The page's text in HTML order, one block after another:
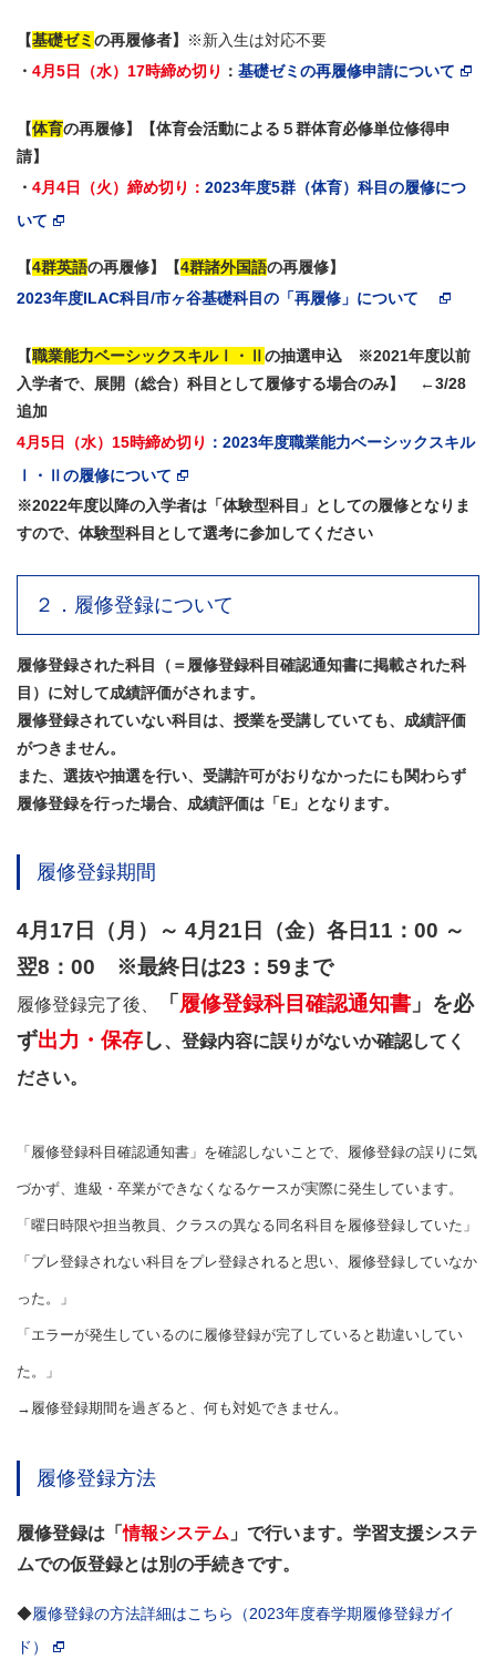
【基礎ゼミ の再履修者】
※新入生は対応不要
・ 4月5日（水）17時締め切り ： 基礎ゼミの再履修申請について
【体育の再履修】【体育会活動による５群体育必修単位修得申
請】
・ 4月4日（火）締め切り ： 2023年度5群（体育）科目の履修につ
いて
【4群英語の再履修】【4群諸外国語の再履修】
2023年度ILAC科目/市ヶ谷基礎科目の「再履修」について
【職業能力ベーシックスキルⅠ・Ⅱ の抽選申込 ※2021年度以前
入学者で、展開（総合）科目として履修する場合のみ】 ←3/28
追加
4月5日（水）15時締め切り ：2023年度職業能力ベーシックスキル
Ⅰ・Ⅱの履修について
※2022年度以降の入学者は「体験型科目」としての履修となりま
すので、体験型科目として選考に参加してください
２．履修登録について
履修登録された科目（＝履修登録科目確認通知書に掲載された科
目）に対して成績評価がされます。
履修登録されていない科目は、授業を受講していても、成績評価
がつきません。
また、選抜や抽選を行い、受講許可がおりなかったにも関わらず
履修登録を行った場合、成績評価は「E」となります。
履修登録期間
4月17日（月）～ 4月21日（金）各日11：00 ～
翌8：00 ※最終日は23：59まで
履修登録完了後、 「 履修登録科目確認通知書 」を必
ず出力・保存し、登録内容に誤りがないか確認してく
ださい。
「履修登録科目確認通知書」を確認しないことで、履修登録の誤りに気
づかず、進級・卒業ができなくなるケースが実際に発生しています。
「曜日時限や担当教員、クラスの異なる同名科目を履修登録していた」
「プレ登録されない科目をプレ登録されると思い、履修登録していなか
った。」
「エラーが発生しているのに履修登録が完了していると勘違いしてい
た。」
→履修登録期間を過ぎると、何も対処できません。
履修登録方法
履修登録は 「情報システム 」 で行います。 学習支援システ
ムでの仮登録とは別の手続きです。
◆履修登録の方法詳細はこちら（2023年度春学期履修登録ガイ
ド）